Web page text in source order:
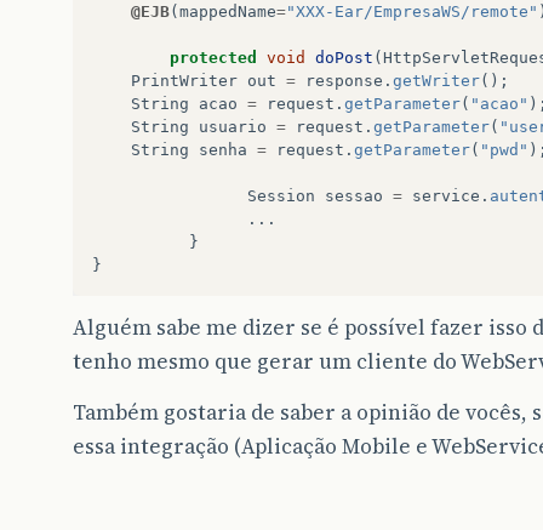
@EJB(mappedName="XXX-Ear/EmpresaWS/remote"
protected void doPost (
PrintWriter out = response . getWriter();
String
acao = request . getParameter( "acao"
String
usuario = request . getParameter(
String
senha = request . getParameter( "pwd"
Session sessao = service .
...
}
}
Alguém sabe me dizer se é possível fazer isso
tenho mesmo que gerar um cliente do
Também gostaria de saber a opinião de
essa integração (Aplicação Mobile e